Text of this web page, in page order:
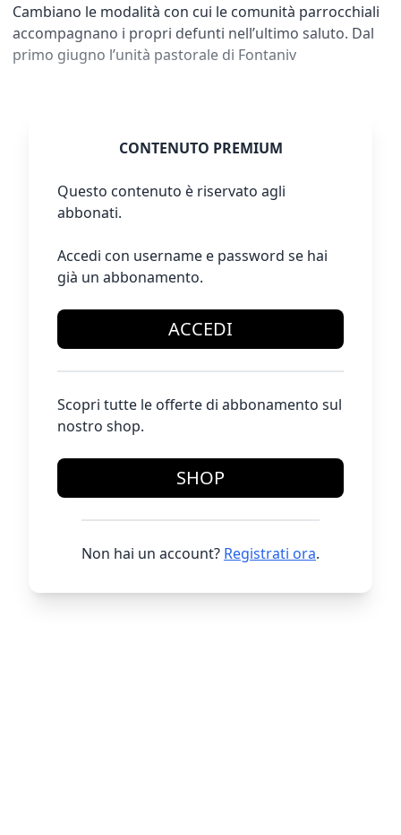
Cambiano le modalità con cui le comunità parrocchiali
accompagnano i propri defunti nell’ultimo saluto. Dal
primo giugno l’unità pastorale di Fontaniv
CONTENUTO PREMIUM
Questo contenuto è riservato agli
abbonati.
Accedi con username e password se hai
già un abbonamento.
ACCEDI
Scopri tutte le offerte di abbonamento sul
nostro shop.
SHOP
Non hai un account? Registrati ora.